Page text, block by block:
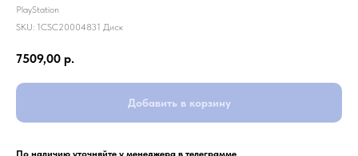
PlayStation
SKU: 1CSC20004831 Диск
7509,00 р.
Добавить в корзину
По наличию уточняйте у менеджера в телеграмме